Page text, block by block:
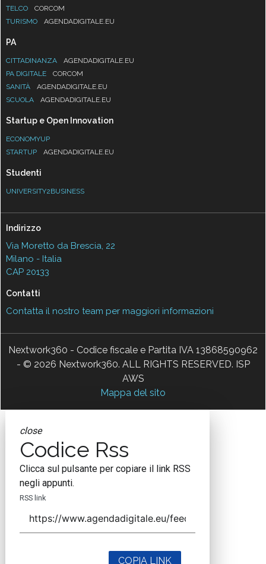
TELCO
CORCOM
TURISMO
AGENDADIGITALE.EU
PA
CITTADINANZA
AGENDADIGITALE.EU
PA DIGITALE
CORCOM
SANITÀ
AGENDADIGITALE.EU
SCUOLA
AGENDADIGITALE.EU
Startup e Open Innovation
ECONOMYUP
STARTUP
AGENDADIGITALE.EU
Studenti
UNIVERSITY2BUSINESS
Indirizzo
Via Moretto da Brescia, 22
Milano - Italia
CAP 20133
Contatti
Contatta il nostro team per maggiori informazioni
Nextwork360 - Codice fiscale e Partita IVA 13868590962
- © 2026 Nextwork360. ALL RIGHTS RESERVED. ISP
AWS
Mappa del sito
close
Codice Rss
Clicca sul pulsante per copiare il link RSS
negli appunti.
RSS link
COPIA LINK